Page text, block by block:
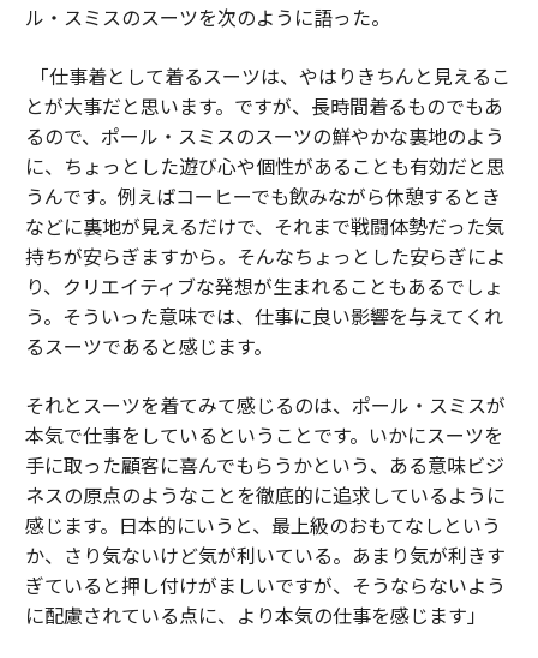
ル・スミスのスーツを次のように語った。
「仕事着として着るスーツは、やはりきちんと見えるこ
とが大事だと思います。ですが、長時間着るものでもあ
るので、ポール・スミスのスーツの鮮やかな裏地のよう
に、ちょっとした遊び心や個性があることも有効だと思
うんです。例えばコーヒーでも飲みながら休憩するとき
などに裏地が見えるだけで、それまで戦闘体勢だった気
持ちが安らぎますから。そんなちょっとした安らぎによ
り、クリエイティブな発想が生まれることもあるでしょ
う。そういった意味では、仕事に良い影響を与えてくれ
るスーツであると感じます。
それとスーツを着てみて感じるのは、ポール・スミスが
本気で仕事をしているということです。いかにスーツを
手に取った顧客に喜んでもらうかという、ある意味ビジ
ネスの原点のようなことを徹底的に追求しているように
感じます。日本的にいうと、最上級のおもてなしという
か、さり気ないけど気が利いている。あまり気が利きす
ぎていると押し付けがましいですが、そうならないよう
に配慮されている点に、より本気の仕事を感じます」